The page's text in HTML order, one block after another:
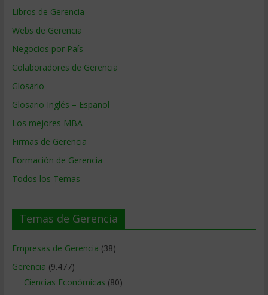
Libros de Gerencia
Webs de Gerencia
Negocios por País
Colaboradores de Gerencia
Glosario
Glosario Inglés – Español
Los mejores MBA
Firmas de Gerencia
Formación de Gerencia
Todos los Temas
Temas de Gerencia
Empresas de Gerencia (38)
Gerencia (9.477)
Ciencias Económicas (80)